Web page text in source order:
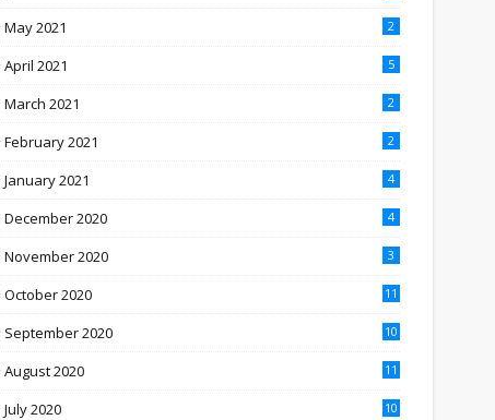
May 2021 2
April 2021 5
March 2021 2
February 2021 2
January 2021 4
December 2020 4
November 2020 3
October 2020 11
September 2020 10
August 2020 11
July 2020 10